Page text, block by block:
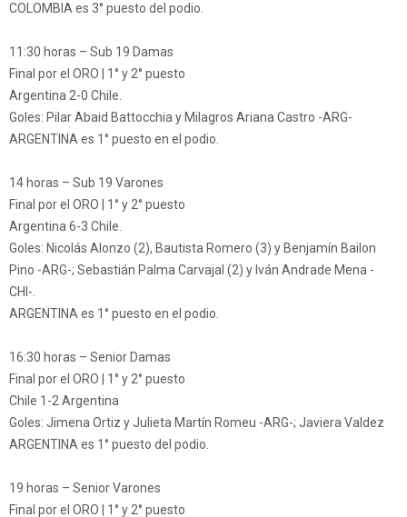
COLOMBIA es 3° puesto del podio.
11:30 horas – Sub 19 Damas
Final por el ORO | 1° y 2° puesto
Argentina 2-0 Chile.
Goles: Pilar Abaid Battocchia y Milagros Ariana Castro -ARG-
ARGENTINA es 1° puesto en el podio.
14 horas – Sub 19 Varones
Final por el ORO | 1° y 2° puesto
Argentina 6-3 Chile.
Goles: Nicolás Alonzo (2), Bautista Romero (3) y Benjamín Bailon
Pino -ARG-; Sebastián Palma Carvajal (2) y Iván Andrade Mena -
CHI-.
ARGENTINA es 1° puesto en el podio.
16:30 horas – Senior Damas
Final por el ORO | 1° y 2° puesto
Chile 1-2 Argentina
Goles: Jimena Ortiz y Julieta Martín Romeu -ARG-; Javiera Valdez
ARGENTINA es 1° puesto del podio.
19 horas – Senior Varones
Final por el ORO | 1° y 2° puesto